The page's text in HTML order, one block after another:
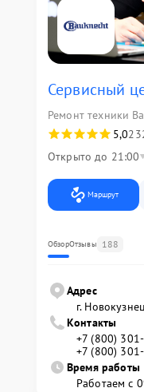
Сервисный
Ремонт техники
5,0
Открыто до 21:00
Маршрут
ОбзорОтзывы 188
Адрес
г.
Контакты
+7 (800)
+7 (800)
Время работы
Работаем с